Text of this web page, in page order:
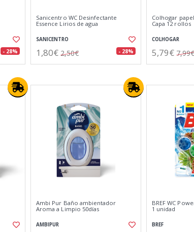
- 28%
Sanicentro WC Desinfectante
Essence Lirios de agua
SANICENTRO
1,80€ 2,50€ - 28%
Colhogar
Capa 12 rollos
COLHOGAR
5,79€ 7,99€
Ambi Pur Baño ambientador
Aroma a Limpio 50días
AMBIPUR
BREF WC
1 unidad
BREF